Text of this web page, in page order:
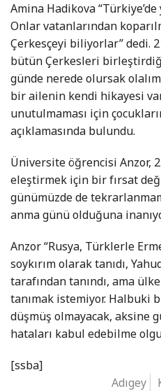
Amina Hadikova
Onlar vatanlarından
Çerkesçeyi biliyorlar” dedi.
bütün Çerkesleri
günde nerede olursak
bir ailenin kendi hikayesi
unutulmaması için
açıklamasında bulundu.
Üniversite öğrencisi Anzor, 21
eleştirmek için bir fırsat
günümüzde de
anma günü olduğuna
Anzor “Rusya, Türklerle
soykırım olarak tanıdı,
tarafından tanındı, ama
tanımak istemiyor. Halbuki
düşmüş olmayacak, aksine
hataları kabul edebilme
[ssba]
Adıgey